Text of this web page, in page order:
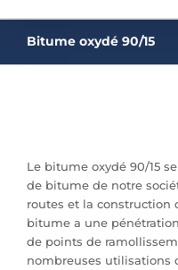
Bitume oxydé 90/15
Le bitume oxydé 90/15
de bitume de notre
routes et la construction
bitume a une
de points de
nombreuses utilisations